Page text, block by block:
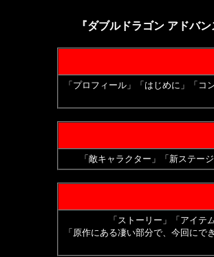
『ダブルドラゴン アドバ
「プロフィール」「はじめに」「
「敵キャラクター」「新ステー
「ストーリー」「アイテ
「原作にある凄い部分で、今回に